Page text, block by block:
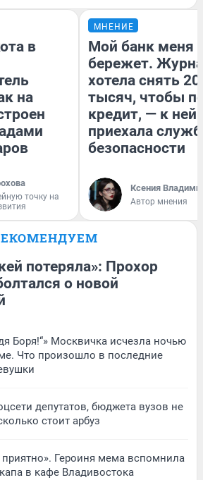
в
на
точку на
МНЕНИЕ
Мой банк меня
бережет.
хотела снять
тысяч, чтобы
кредит, — к
приехала
безопасности
Ксения
Автор мнения
потеряла»: Прохор
о новой
Боря!“» Москвичка исчезла ночью
Что произошло в последние
депутатов, бюджета вузов не
стоит арбуз
Героиня мема вспомнила
в кафе Владивостока